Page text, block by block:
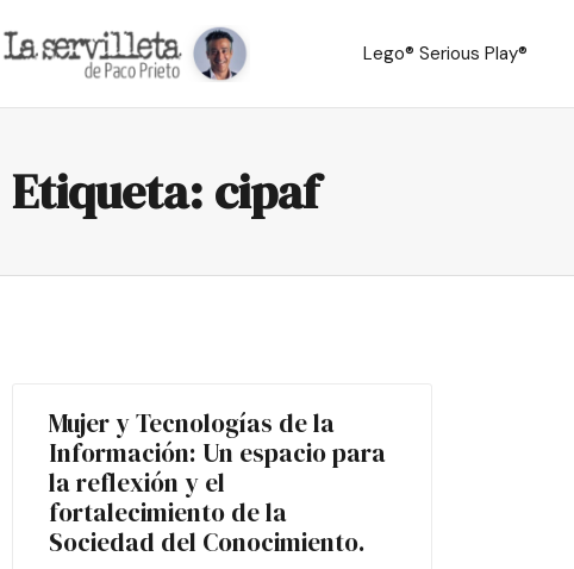
Lego® Serious Play®
Etiqueta: cipaf
Mujer y Tecnologías de la
Información: Un espacio para
la reflexión y el
fortalecimiento de la
Sociedad del Conocimiento.